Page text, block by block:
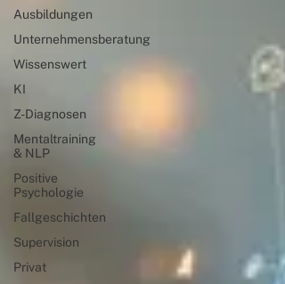
Ausbildungen
Unternehmensberatung
Wissenswert
KI
Z-Diagnosen
Mentaltraining
& NLP
Positive
Psychologie
Fallgeschichten
Supervision
Privat